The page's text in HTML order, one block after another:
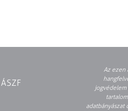
ÁSZF
Az ezen
jogvédelem
adatbányászat